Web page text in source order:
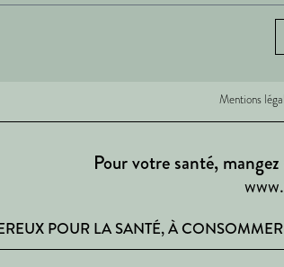
Mentions
Pour votre santé,
POUR LA SANTÉ, À